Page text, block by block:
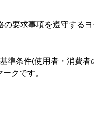
要求事項を遵守する
準条件(使用者・消費者
クです。